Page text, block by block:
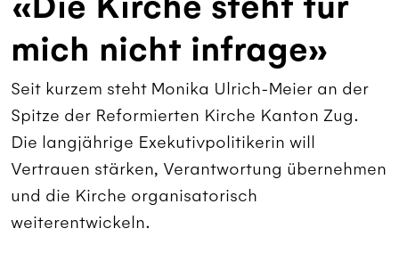
mich nicht infrage»
Seit kurzem steht Monika Ulrich-Meier an der
Spitze der Reformierten Kirche Kanton Zug.
Die langjährige Exekutivpolitikerin will
Vertrauen stärken, Verantwortung übernehmen
und die Kirche organisatorisch
weiterentwickeln.